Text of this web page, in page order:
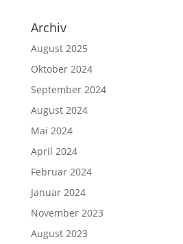
Archiv
August 2025
Oktober 2024
September 2024
August 2024
Mai 2024
April 2024
Februar 2024
Januar 2024
November 2023
August 2023